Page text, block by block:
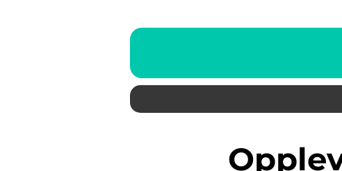
Opplevelse Bergen